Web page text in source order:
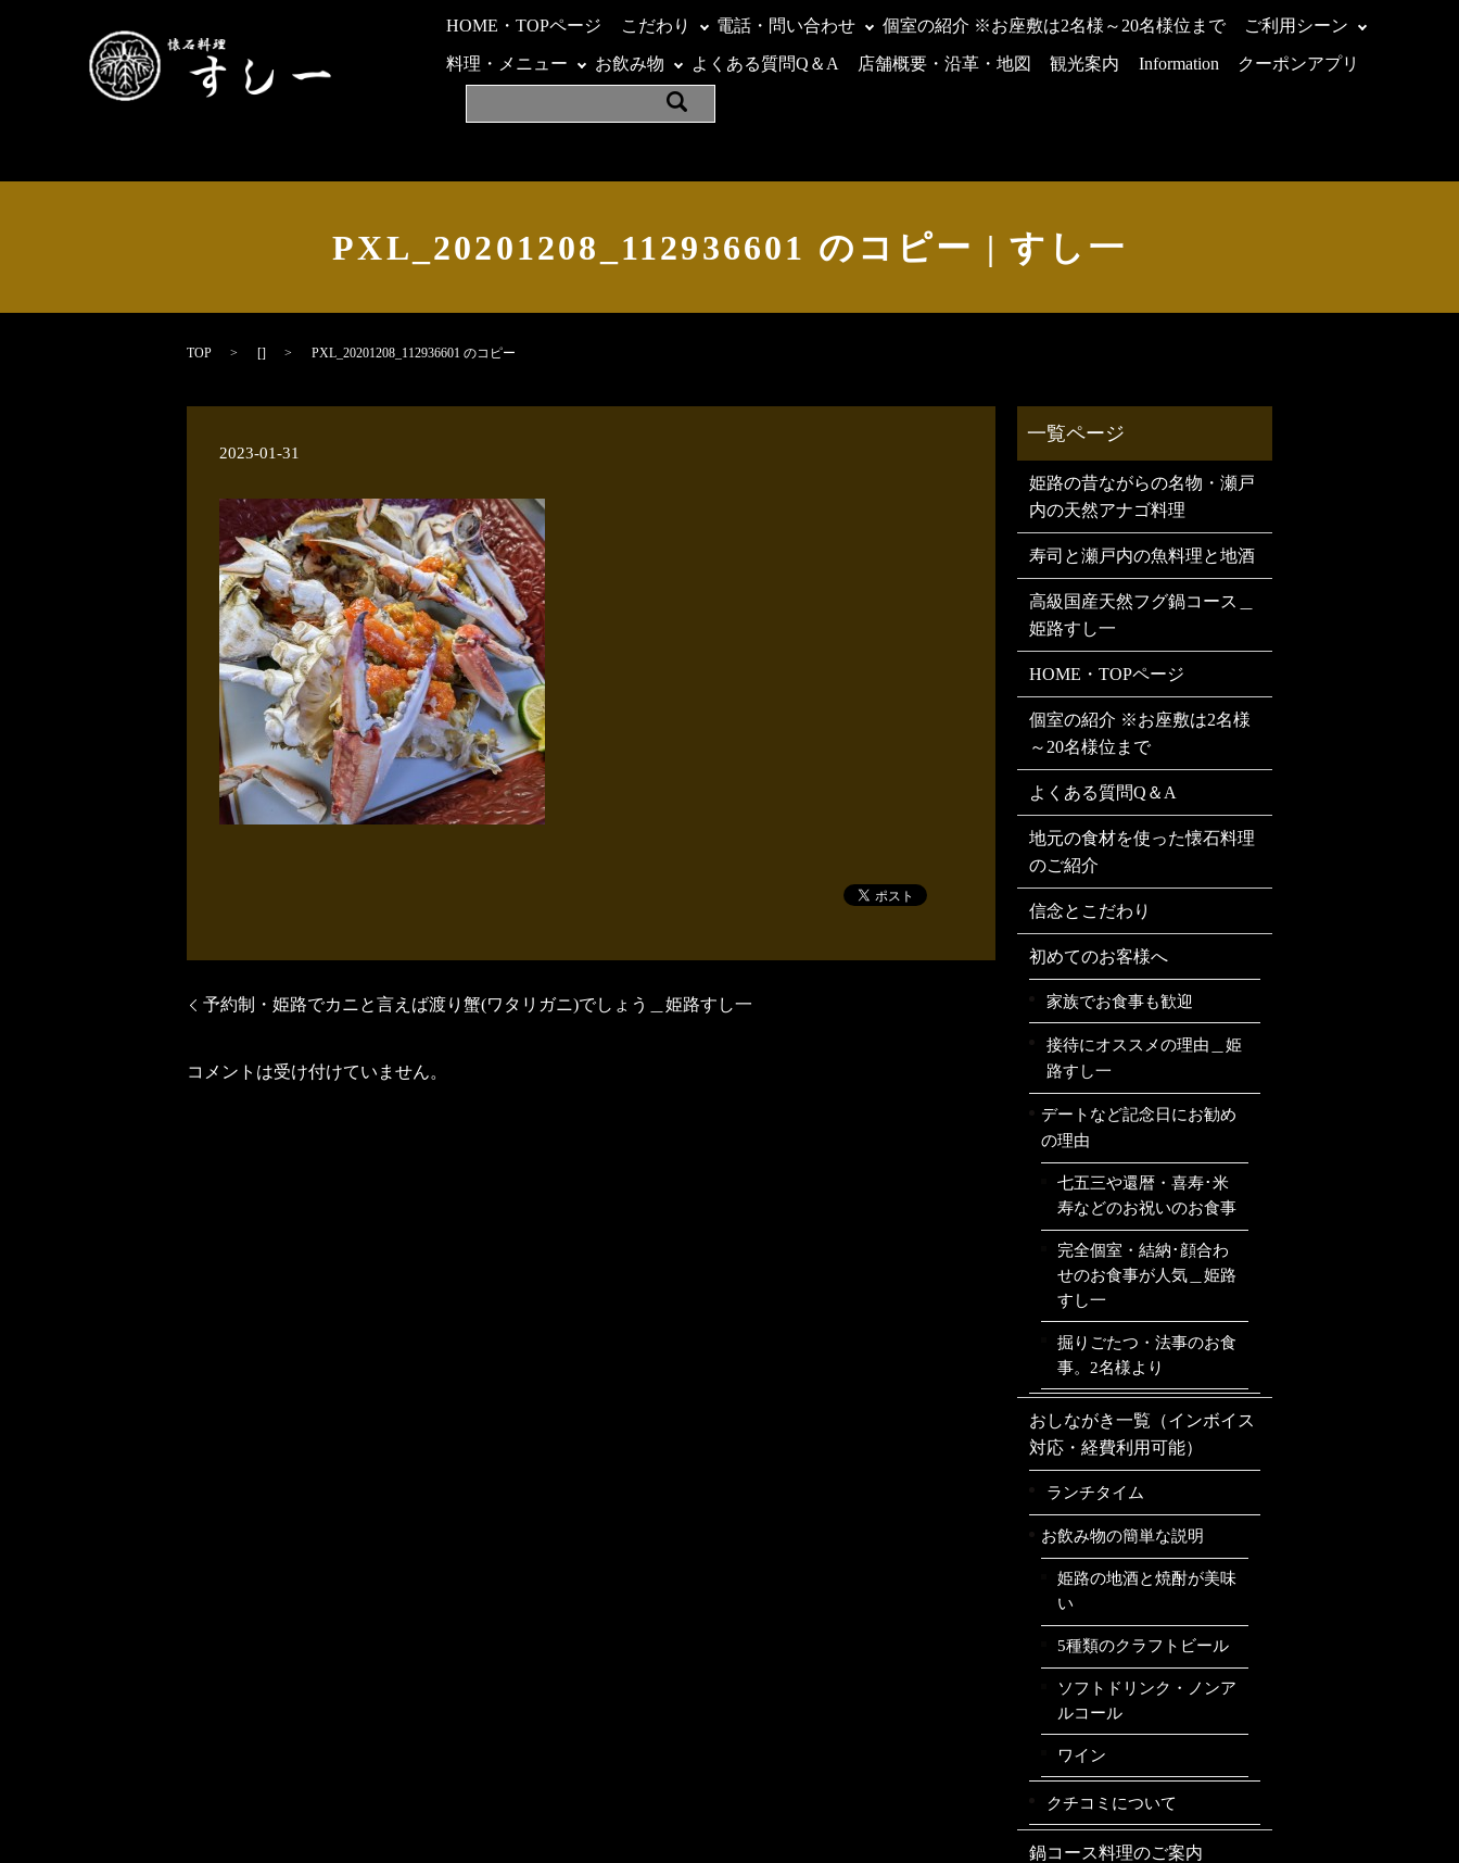
HOME・TOPページ こだわり 電話・問い合わせ 個室の紹介 ※お座敷は2名様～20名様位まで ご利用シーン
料理・メニュー お飲み物 よくある質問Q＆A 店舗概要・沿革・地図 観光案内 Information クーポンアプリ
PXL_20201208_112936601 のコピー | すし一
TOP [] PXL_20201208_112936601 のコピー
2023-01-31
予約制・姫路でカニと言えば渡り蟹(ワタリガニ)でしょう＿姫路すし一
コメントは受け付けていません。
姫路の昔ながらの名物・瀬戸
内の天然アナゴ料理
寿司と瀬戸内の魚料理と地酒
高級国産天然フグ鍋コース＿
姫路すし一
HOME・TOPページ
個室の紹介 ※お座敷は2名様
～20名様位まで
よくある質問Q＆A
地元の食材を使った懐石料理
のご紹介
信念とこだわり
初めてのお客様へ
家族でお食事も歓迎
接待にオススメの理由＿姫
路すし一
デートなど記念日にお勧め
の理由
七五三や還暦・喜寿･米
寿などのお祝いのお食事
完全個室・結納･顔合わ
せのお食事が人気＿姫路
すし一
掘りごたつ・法事のお食
事。2名様より
おしながき一覧（インボイス
対応・経費利用可能）
ランチタイム
お飲み物の簡単な説明
姫路の地酒と焼酎が美味
い
5種類のクラフトビール
ソフトドリンク・ノンア
ルコール
ワイン
クチコミについて
鍋コース料理のご案内